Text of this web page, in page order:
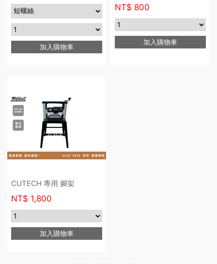
加入購物車
NT$ 800
加入購物車
CUTECH 專用 腳架
NT$ 1,800
加入購物車